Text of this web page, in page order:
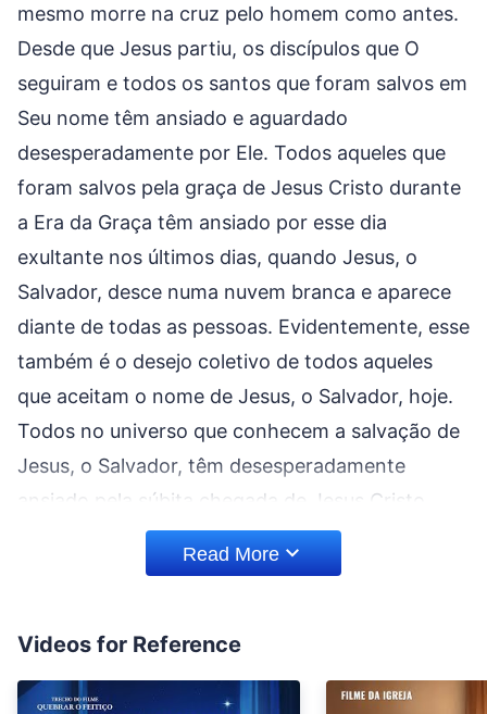
mesmo morre na cruz pelo homem como antes.
Desde que Jesus partiu, os discípulos que O
seguiram e todos os santos que foram salvos em
Seu nome têm ansiado e aguardado
desesperadamente por Ele. Todos aqueles que
foram salvos pela graça de Jesus Cristo durante
a Era da Graça têm ansiado por esse dia
exultante nos últimos dias, quando Jesus, o
Salvador, desce numa nuvem branca e aparece
diante de todas as pessoas. Evidentemente, esse
também é o desejo coletivo de todos aqueles
que aceitam o nome de Jesus, o Salvador, hoje.
Todos no universo que conhecem a salvação de
Jesus, o Salvador, têm desesperadamente
ansiado pela súbita chegada de Jesus Cristo
para cumprir o que Jesus disse quando estava
na terra: “Eu virei assim como parti”. O homem
Jesus voltou ao céu sobre uma nuvem branca
homem imagina que, semelhantemente, Jesus
Read More
Videos for Reference